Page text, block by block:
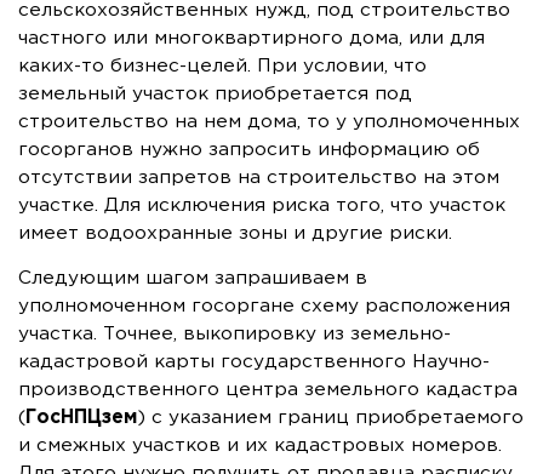
сельскохозяйственных нужд, под строительство
частного или многоквартирного дома, или для
каких-то бизнес-целей. При условии, что
земельный участок приобретается под
строительство на нем дома, то у уполномоченных
госорганов нужно запросить информацию об
отсутствии запретов на строительство на этом
участке. Для исключения риска того, что участок
имеет водоохранные зоны и другие риски.
Следующим шагом запрашиваем в
уполномоченном госоргане схему расположения
участка. Точнее, выкопировку из земельно-
кадастровой карты государственного Научно-
производственного центра земельного кадастра
( ГосНПЦзем) с указанием границ приобретаемого
и смежных участков и их кадастровых номеров.